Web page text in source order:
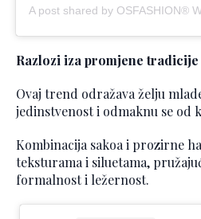
A post shared by OSFASHION®
Razlozi iza promjene tradicije
Ovaj trend odražava želju
jedinstvenost i odmaknu se od
Kombinacija sakoa i prozirne
teksturama i siluetama,
formalnost i ležernost.